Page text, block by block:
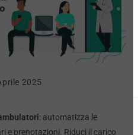
2025
: automatizza le
e prenotazioni. Riduci il carico